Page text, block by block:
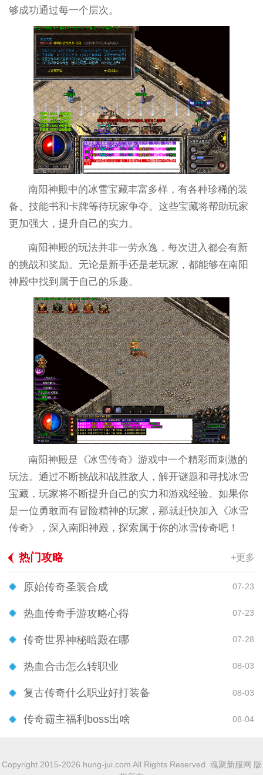
够成功通过每一个层次。
南阳神殿中的冰雪宝藏丰富多样，有各种珍稀的装
备、技能书和卡牌等待玩家争夺。这些宝藏将帮助玩家
更加强大，提升自己的实力。
南阳神殿的玩法并非一劳永逸，每次进入都会有新
的挑战和奖励。无论是新手还是老玩家，都能够在南阳
神殿中找到属于自己的乐趣。
南阳神殿是《冰雪传奇》游戏中一个精彩而刺激的
玩法。通过不断挑战和战胜敌人，解开谜题和寻找冰雪
宝藏，玩家将不断提升自己的实力和游戏经验。如果你
是一位勇敢而有冒险精神的玩家，那就赶快加入《冰雪
传奇》，深入南阳神殿，探索属于你的冰雪传奇吧！
热门攻略 +更多
原始传奇圣装合成 07-23
热血传奇手游攻略心得 07-23
传奇世界神秘暗殿在哪 07-28
热血合击怎么转职业 08-03
复古传奇什么职业好打装备 08-03
传奇霸主福利boss出啥 08-04
Copyright 2015-2026 hung-jui.com All Rights Reserved. 魂聚新服网 版